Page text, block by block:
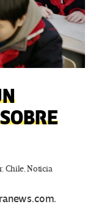
,Chile,Noticia